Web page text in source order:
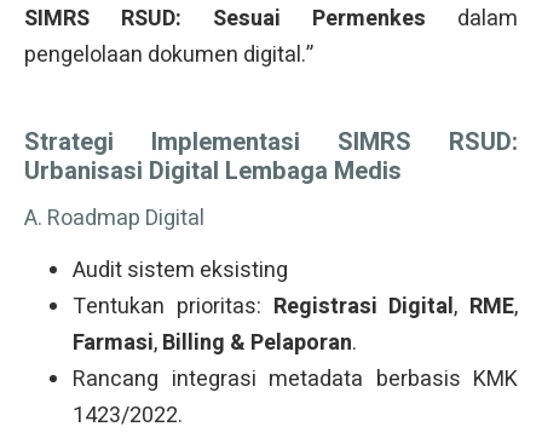
SIMRS RSUD: Sesuai Permenkes dalam
pengelolaan dokumen digital.”
Strategi Implementasi SIMRS RSUD:
Urbanisasi Digital Lembaga Medis
A. Roadmap Digital
Audit sistem eksisting
Tentukan prioritas: Registrasi Digital, RME,
Farmasi,Billing & Pelaporan.
Rancang integrasi metadata berbasis KMK
1423/2022.